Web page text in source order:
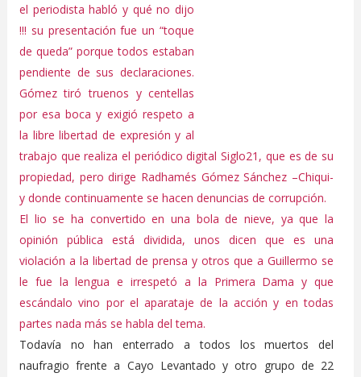
el periodista habló y qué no dijo
!!! su presentación fue un “toque
de queda” porque todos estaban
pendiente de sus declaraciones.
Gómez tiró truenos y centellas
por esa boca y exigió respeto a
la libre libertad de expresión y al
trabajo que realiza el periódico digital Siglo21, que es de su
propiedad, pero dirige Radhamés Gómez Sánchez –Chiqui-
y donde continuamente se hacen denuncias de corrupción.
El lio se ha convertido en una bola de nieve, ya que la
opinión pública está dividida, unos dicen que es una
violación a la libertad de prensa y otros que a Guillermo se
le fue la lengua e irrespetó a la Primera Dama y que
escándalo vino por el aparataje de la acción y en todas
partes nada más se habla del tema.
Todavía no han enterrado a todos los muertos del
naufragio frente a Cayo Levantado y otro grupo de 22